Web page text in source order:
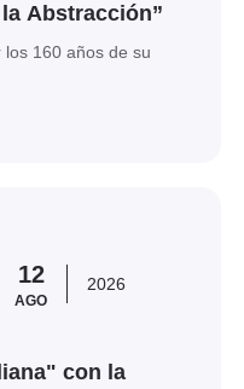
Abstracción”
160 años de su
12
AGO
2026
con la